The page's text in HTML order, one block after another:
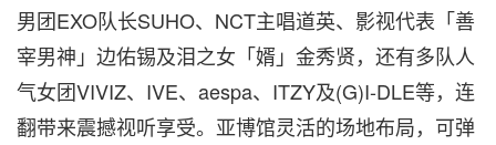
男团EXO队长SUHO、NCT主唱道英、影视代表「善
宰男神」边佑锡及泪之女「婿」金秀贤，还有多队人
气女团VIVIZ、IVE、aespa、ITZY及(G)I-DLE等，连
翻带来震撼视听享受。亚博馆灵活的场地布局，可弹